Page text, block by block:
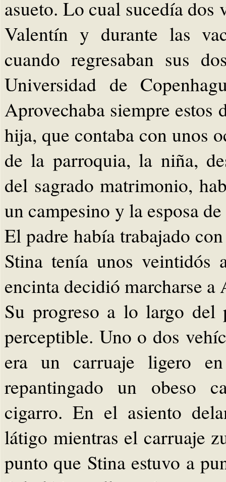
asueto. Lo cual sucedía dos
Valentín y durante las
cuando regresaban sus
Universidad de
Aprovechaba siempre estos
hija, que contaba con unos
de la parroquia, la niña,
del sagrado matrimonio,
un campesino y la esposa
El padre había trabajado
Stina tenía unos veintidós
encinta decidió marcharse a
Su progreso a lo largo del
perceptible. Uno o dos
era un carruaje ligero
repantingado un obeso
cigarro. En el asiento
látigo mientras el carruaje
punto que Stina estuvo a